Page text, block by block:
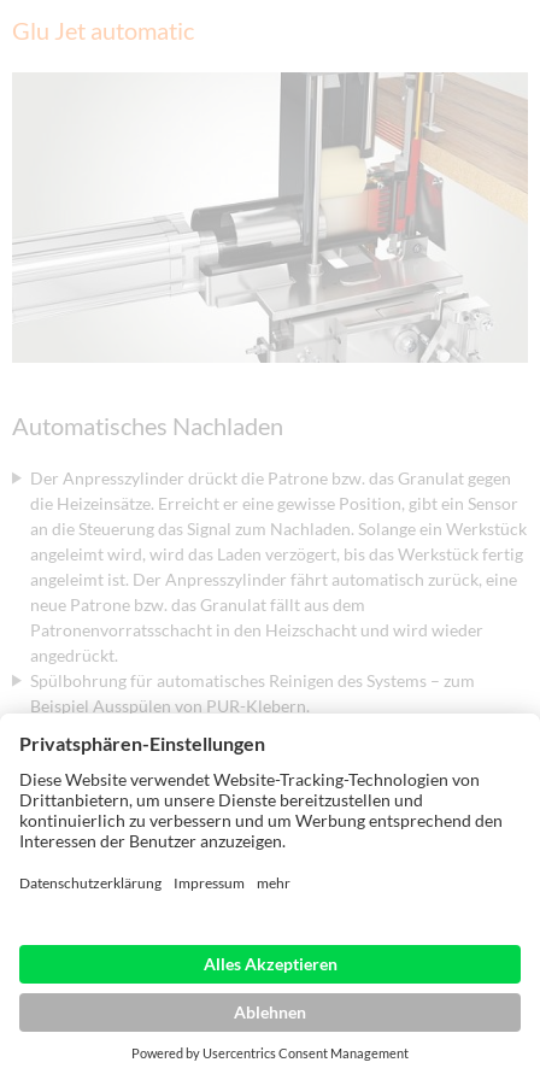
Glu Jet automatic
Automatisches Nachladen
Der Anpresszylinder drückt die Patrone bzw. das Granulat gegen
die Heizeinsätze. Erreicht er eine gewisse Position, gibt ein Sensor
an die Steuerung das Signal zum Nachladen. Solange ein Werkstück
angeleimt wird, wird das Laden verzögert, bis das Werkstück fertig
angeleimt ist. Der Anpresszylinder fährt automatisch zurück, eine
neue Patrone bzw. das Granulat fällt aus dem
Patronenvorratsschacht in den Heizschacht und wird wieder
angedrückt.
Spülbohrung für automatisches Reinigen des Systems – zum
Beispiel Ausspülen von PUR-Klebern.